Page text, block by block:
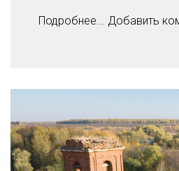
Подробнее... Добавить